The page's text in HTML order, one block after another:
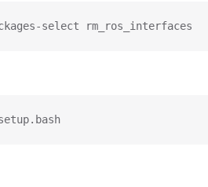
select rm_ros_interfaces